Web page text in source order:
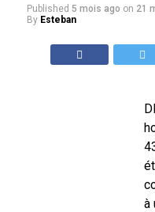
Published 5 mois ago on 21
By Esteban
à